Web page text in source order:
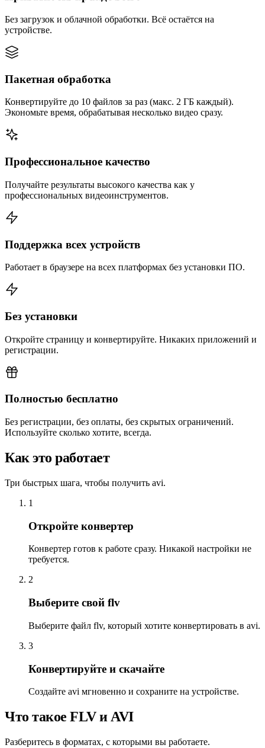
Без загрузок и облачной обработки. Всё остаётся на
устройстве.
Пакетная обработка
Конвертируйте до 10 файлов за раз (макс. 2 ГБ каждый).
Экономьте время, обрабатывая несколько видео сразу.
Профессиональное качество
Получайте результаты высокого качества как у
профессиональных видеоинструментов.
Поддержка всех устройств
Работает в браузере на всех платформах без установки ПО.
Без установки
Откройте страницу и конвертируйте. Никаких приложений и
регистрации.
Полностью бесплатно
Без регистрации, без оплаты, без скрытых ограничений.
Используйте сколько хотите, всегда.
Как это работает
Три быстрых шага, чтобы получить avi.
1
Откройте конвертер
Конвертер готов к работе сразу. Никакой настройки не
требуется.
2
Выберите свой flv
Выберите файл flv, который хотите конвертировать в avi.
3
Конвертируйте и скачайте
Создайте avi мгновенно и сохраните на устройстве.
Что такое FLV и AVI
Разберитесь в форматах, с которыми вы работаете.